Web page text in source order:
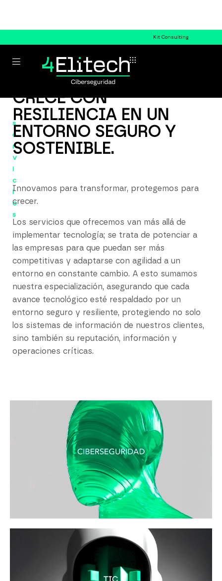
Kit Consulting
s
e
r
v
i
c
i
o
s
CRECE CON
RESILIENCIA EN UN
ENTORNO SEGURO Y
SOSTENIBLE.
Innovamos para transformar, protegemos para
crecer.
Los servicios que ofrecemos van más allá de
implementar tecnología; se trata de potenciar a
las empresas para que puedan ser más
competitivas y adaptarse con agilidad a un
entorno en constante cambio. A esto sumamos
nuestra especialización, asegurando que cada
avance tecnológico esté respaldado por un
entorno seguro y resiliente, protegiendo no solo
los sistemas de información de nuestros clientes,
sino también su reputación, información y
operaciones críticas.